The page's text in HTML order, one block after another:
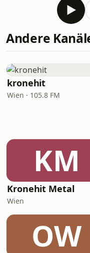
Andere
kronehit
Wien · 105.8 FM
KM
Kronehit Metal
Wien
OW